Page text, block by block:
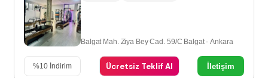
Balgat Mah. Ziya Bey Cad. 59/C Balgat - Ankara
%10 İndirim Ücretsiz Teklif Al İletişim